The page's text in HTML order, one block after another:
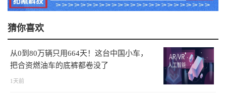
猜你喜欢
从0到80万辆只用664天！这台中国小车，
把合资燃油车的底裤都卷没了
1天前